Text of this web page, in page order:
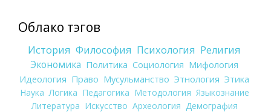
Облако тэгов
История Философия Психология Религия
Экономика Политика Социология Мифология
Идеология Право Мусульманство Этнология Этика
Наука Логика Педагогика Методология Языкознание
Литература Искусство Археология Демография